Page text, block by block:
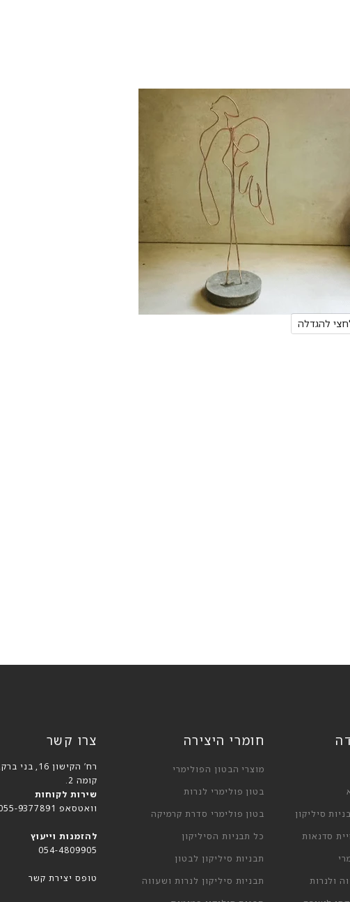
להגדלה
סיליקון
סדנאות
ולנרות
חומרי היצירה
מוצרי הבטון הפולימרי
בטון פולימרי לנרות
בטון פולימרי סדרת קרמיקה
כל תבניות הסיליקון
תבניות סיליקון לבטון
תבניות סיליקון לנרות ושעווה
צרו קשר
רח’ הקישון 16, בני ברק,
קומה 2.
שירות לקוחות
וואטסאפ 055-9377891
להזמנות וייעוץ
054-4809905
טופס יצירת קשר